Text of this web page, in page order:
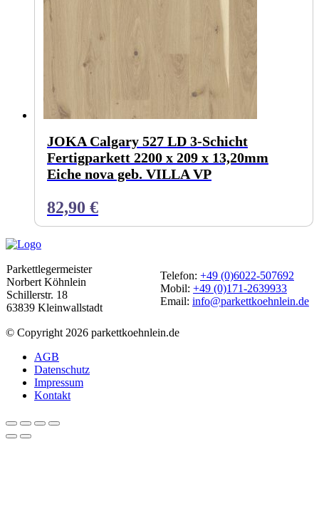
JOKA Calgary 527 LD 3-Schicht
Fertigparkett 2200 x 209 x 13,20mm
Eiche nova geb. VILLA VP
82,90 €
Parkettlegermeister
Norbert Köhnlein
Schillerstr. 18
63839 Kleinwallstadt
Telefon: +49 (0)6022-507692
Mobil: +49 (0)171-2639933
Email: info@parkettkoehnlein.de
© Copyright 2026 parkettkoehnlein.de
AGB
Datenschutz
Impressum
Kontakt